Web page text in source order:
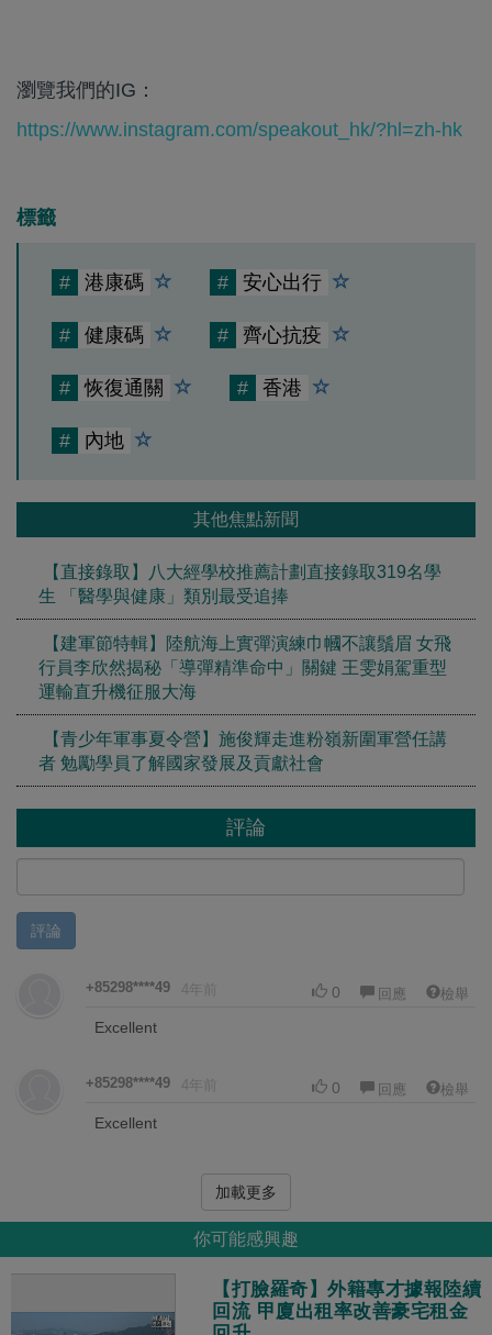
瀏覽我們的IG：
https://www.instagram.com/speakout_hk/?hl=zh-hk
標籤
# 港康碼 # 安心出行
# 健康碼 # 齊心抗疫
# 恢復通關 # 香港
# 內地
其他焦點新聞
【直接錄取】八大經學校推薦計劃直接錄取319名學
生 「醫學與健康」類別最受追捧
【建軍節特輯】陸航海上實彈演練巾幗不讓鬚眉 女飛
行員李欣然揭秘「導彈精準命中」關鍵 王雯娟駕重型
運輸直升機征服大海
【青少年軍事夏令營】施俊輝走進粉嶺新圍軍營任講
者 勉勵學員了解國家發展及貢獻社會
評論
評論
+85298****49 4年前 0 回應 檢舉
Excellent
+85298****49 4年前 0 回應 檢舉
Excellent
加載更多
你可能感興趣
【打臉羅奇】外籍專才據報陸續
回流 甲廈出租率改善豪宅租金